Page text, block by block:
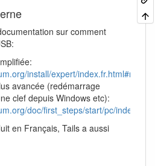
sur comment
install/expert/index.fr.html#restart
avancée (redémarrage
clef depuis Windows etc):
doc/first_steps/start/pc/
en Français, Tails a aussi